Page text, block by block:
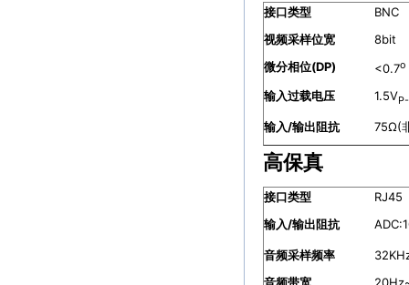
接口类型
BNC
视频采样位宽
8bit
微分相位(DP) <0.7o
输入过载电压 1.5V
输入/输出阻抗 75Ω(
高保真
接口类型
RJ45
输入/输出阻抗
音频采样频率